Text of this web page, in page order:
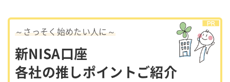
～さっそく始めたい人に～
新NISA口座
各社の推しポイントご紹介